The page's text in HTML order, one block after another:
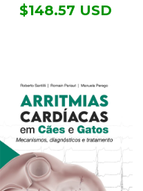
GATOS 2.ED
$148.57 USD